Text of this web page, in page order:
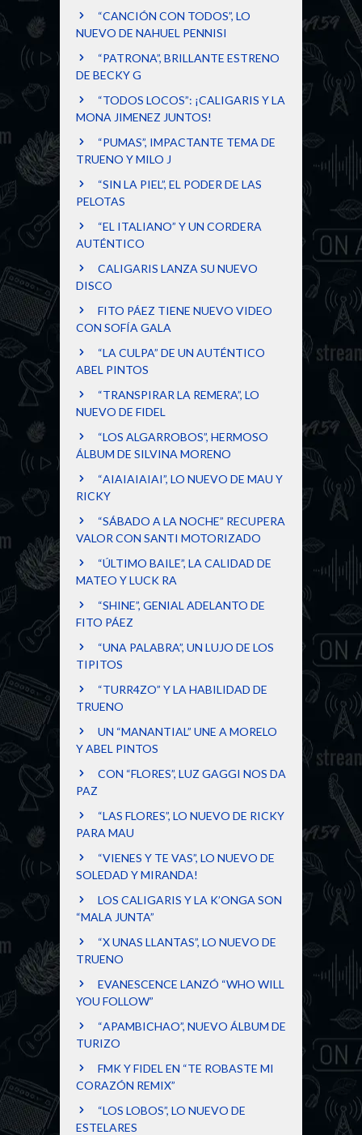
“CANCIÓN CON TODOS”, LO
NUEVO DE NAHUEL PENNISI
“PATRONA”, BRILLANTE ESTRENO
DE BECKY G
“TODOS LOCOS”: ¡CALIGARIS Y LA
MONA JIMENEZ JUNTOS!
“PUMAS”, IMPACTANTE TEMA DE
TRUENO Y MILO J
“SIN LA PIEL”, EL PODER DE LAS
PELOTAS
“EL ITALIANO” Y UN CORDERA
AUTÉNTICO
CALIGARIS LANZA SU NUEVO
DISCO
FITO PÁEZ TIENE NUEVO VIDEO
CON SOFÍA GALA
“LA CULPA” DE UN AUTÉNTICO
ABEL PINTOS
“TRANSPIRAR LA REMERA”, LO
NUEVO DE FIDEL
“LOS ALGARROBOS”, HERMOSO
ÁLBUM DE SILVINA MORENO
“AIAIAIAIAI”, LO NUEVO DE MAU Y
RICKY
“SÁBADO A LA NOCHE” RECUPERA
VALOR CON SANTI MOTORIZADO
“ÚLTIMO BAILE”, LA CALIDAD DE
MATEO Y LUCK RA
“SHINE”, GENIAL ADELANTO DE
FITO PÁEZ
“UNA PALABRA”, UN LUJO DE LOS
TIPITOS
“TURR4ZO” Y LA HABILIDAD DE
TRUENO
UN “MANANTIAL” UNE A MORELO
Y ABEL PINTOS
CON “FLORES”, LUZ GAGGI NOS DA
PAZ
“LAS FLORES”, LO NUEVO DE RICKY
PARA MAU
“VIENES Y TE VAS”, LO NUEVO DE
SOLEDAD Y MIRANDA!
LOS CALIGARIS Y LA K’ONGA SON
“MALA JUNTA”
“X UNAS LLANTAS”, LO NUEVO DE
TRUENO
EVANESCENCE LANZÓ “WHO WILL
YOU FOLLOW”
“APAMBICHAO”, NUEVO ÁLBUM DE
TURIZO
FMK Y FIDEL EN “TE ROBASTE MI
CORAZÓN REMIX”
“LOS LOBOS”, LO NUEVO DE
ESTELARES